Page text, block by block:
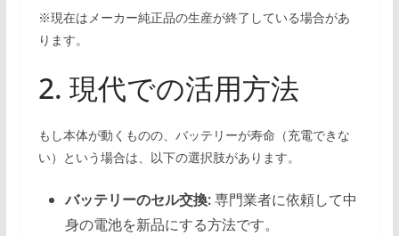
※現在はメーカー純正品の生産が終了している場合があ
ります。
2. 現代での活用方法
もし本体が動くものの、バッテリーが寿命（充電できな
い）という場合は、以下の選択肢があります。
バッテリーのセル交換:専門業者に依頼して中
身の電池を新品にする方法です。